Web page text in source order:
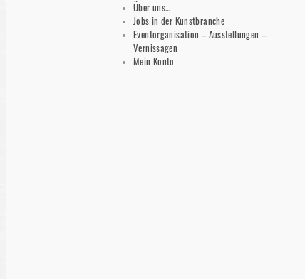
Über uns…
Jobs in der Kunstbranche
Eventorganisation – Ausstellungen –
Vernissagen
Mein Konto